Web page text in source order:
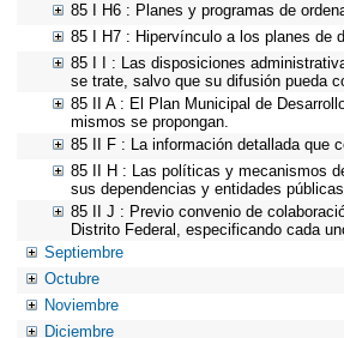
85 I H6 : Planes y programas de
85 I H7 : Hipervínculo a los planes de
85 I I : Las disposiciones
se trate, salvo que su difusión pueda
85 II A : El Plan Municipal de
mismos se propongan.
85 II F : La información detallada que
85 II H : Las políticas y mecanismos
sus dependencias y entidades
85 II J : Previo convenio de
Distrito Federal, especificando cada
Septiembre
Octubre
Noviembre
Diciembre